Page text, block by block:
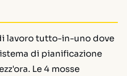
lavoro tutto-in-uno dove
di pianificazione
Le 4 mosse